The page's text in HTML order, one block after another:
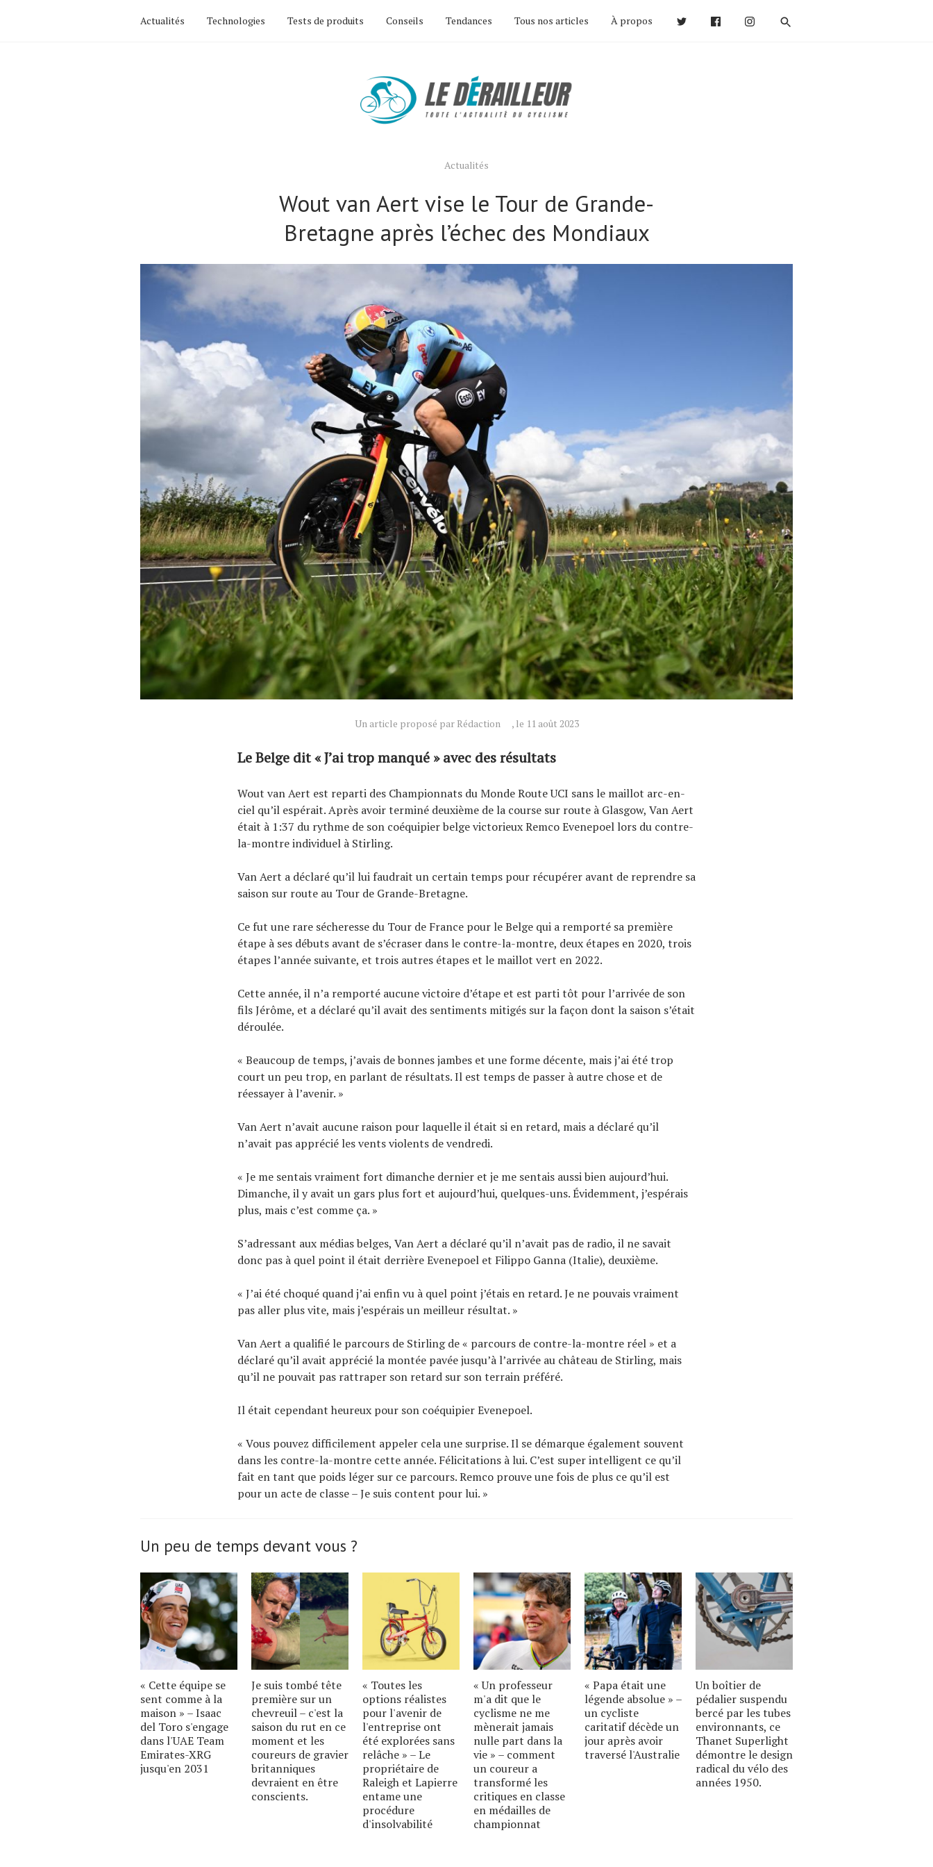
Actualités Technologies Tests de produits Conseils Tendances Tous nos articles À propos
Actualités
Wout van Aert vise le Tour de Grande-
Bretagne après l’échec des Mondiaux
Un article proposé par Rédaction , le 11 août 2023
Le Belge dit « J’ai trop manqué » avec des résultats
Wout van Aert est reparti des Championnats du Monde Route UCI sans le maillot arc-en-
ciel qu’il espérait. Après avoir terminé deuxième de la course sur route à Glasgow, Van Aert
était à 1:37 du rythme de son coéquipier belge victorieux Remco Evenepoel lors du contre-
la-montre individuel à Stirling.
Van Aert a déclaré qu’il lui faudrait un certain temps pour récupérer avant de reprendre sa
saison sur route au Tour de Grande-Bretagne.
Ce fut une rare sécheresse du Tour de France pour le Belge qui a remporté sa première
étape à ses débuts avant de s’écraser dans le contre-la-montre, deux étapes en 2020, trois
étapes l’année suivante, et trois autres étapes et le maillot vert en 2022.
Cette année, il n’a remporté aucune victoire d’étape et est parti tôt pour l’arrivée de son
fils Jérôme, et a déclaré qu’il avait des sentiments mitigés sur la façon dont la saison s’était
déroulée.
« Beaucoup de temps, j’avais de bonnes jambes et une forme décente, mais j’ai été trop
court un peu trop, en parlant de résultats. Il est temps de passer à autre chose et de
réessayer à l’avenir. »
Van Aert n’avait aucune raison pour laquelle il était si en retard, mais a déclaré qu’il
n’avait pas apprécié les vents violents de vendredi.
« Je me sentais vraiment fort dimanche dernier et je me sentais aussi bien aujourd’hui.
Dimanche, il y avait un gars plus fort et aujourd’hui, quelques-uns. Évidemment, j’espérais
plus, mais c’est comme ça. »
S’adressant aux médias belges, Van Aert a déclaré qu’il n’avait pas de radio, il ne savait
donc pas à quel point il était derrière Evenepoel et Filippo Ganna (Italie), deuxième.
« J’ai été choqué quand j’ai enfin vu à quel point j’étais en retard. Je ne pouvais vraiment
pas aller plus vite, mais j’espérais un meilleur résultat. »
Van Aert a qualifié le parcours de Stirling de « parcours de contre-la-montre réel » et a
déclaré qu’il avait apprécié la montée pavée jusqu’à l’arrivée au château de Stirling, mais
qu’il ne pouvait pas rattraper son retard sur son terrain préféré.
Il était cependant heureux pour son coéquipier Evenepoel.
« Vous pouvez difficilement appeler cela une surprise. Il se démarque également souvent
dans les contre-la-montre cette année. Félicitations à lui. C’est super intelligent ce qu’il
fait en tant que poids léger sur ce parcours. Remco prouve une fois de plus ce qu’il est
pour un acte de classe – Je suis content pour lui. »
Un peu de temps devant vous ?
« Cette équipe se
sent comme à la
maison » – Isaac
del Toro s'engage
dans l'UAE Team
Emirates-XRG
jusqu'en 2031
Je suis tombé tête
première sur un
chevreuil – c'est la
saison du rut en ce
moment et les
coureurs de gravier
britanniques
devraient en être
conscients.
« Toutes les
options réalistes
pour l'avenir de
l'entreprise ont
été explorées sans
relâche » – Le
propriétaire de
Raleigh et Lapierre
entame une
procédure
d'insolvabilité
« Un professeur
m'a dit que le
cyclisme ne me
mènerait jamais
nulle part dans la
vie » – comment
un coureur a
transformé les
critiques en classe
en médailles de
championnat
« Papa était une
légende absolue » –
un cycliste
caritatif décède un
jour après avoir
traversé l'Australie
Un boîtier de
pédalier suspendu
bercé par les tubes
environnants, ce
Thanet Superlight
démontre le design
radical du vélo des
années 1950.